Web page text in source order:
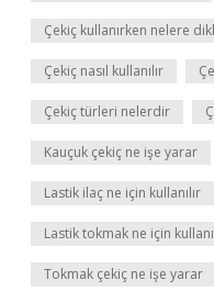
Çekiç kullanırken nelere
Çekiç nasıl kullanılır
Çekiç türleri nelerdir
Kauçuk çekiç ne işe yarar
Lastik ilaç ne için kullanılır
Lastik tokmak ne için
Tokmak çekiç ne işe yarar